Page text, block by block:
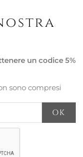
un codice 5%
sono compresi